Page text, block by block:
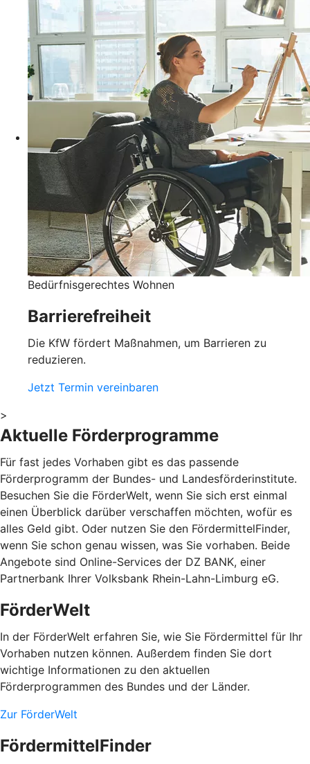
Bedürfnisgerechtes Wohnen
Barrierefreiheit
Die KfW fördert Maßnahmen, um Barrieren zu
reduzieren.
Jetzt Termin vereinbaren
>
Aktuelle Förderprogramme
Für fast jedes Vorhaben gibt es das passende
Förderprogramm der Bundes- und Landesförderinstitute.
Besuchen Sie die FörderWelt, wenn Sie sich erst einmal
einen Überblick darüber verschaffen möchten, wofür es
alles Geld gibt. Oder nutzen Sie den FördermittelFinder,
wenn Sie schon genau wissen, was Sie vorhaben. Beide
Angebote sind Online-Services der DZ BANK, einer
Partnerbank Ihrer Volksbank Rhein-Lahn-Limburg eG.
FörderWelt
In der FörderWelt erfahren Sie, wie Sie Fördermittel für Ihr
Vorhaben nutzen können. Außerdem finden Sie dort
wichtige Informationen zu den aktuellen
Förderprogrammen des Bundes und der Länder.
Zur FörderWelt
FördermittelFinder